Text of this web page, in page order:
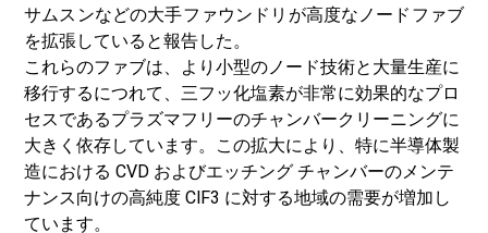
サムスンなどの大手ファウンドリが高度なノードファブ
を拡張していると報告した。
これらのファブは、より小型のノード技術と大量生産に
移行するにつれて、三フッ化塩素が非常に効果的なプロ
セスであるプラズマフリーのチャンバークリーニングに
大きく依存しています。この拡大により、特に半導体製
造における CVD およびエッチング チャンバーのメンテ
ナンス向けの高純度 ClF3 に対する地域の需要が増加し
ています。